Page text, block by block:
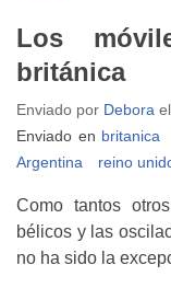
Los
británica
Enviado por Debora
Enviado en britanica
Argentina
reino
Como tantos
bélicos y las
no ha sido la